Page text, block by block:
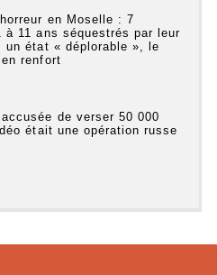
en Moselle : 7
à 11 ans séquestrés par leur
un état « déplorable », le
renfort
de verser 50 000
était une opération russe